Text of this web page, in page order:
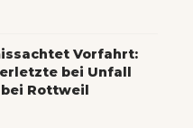
Vorfahrt:
bei Unfall
Rottweil